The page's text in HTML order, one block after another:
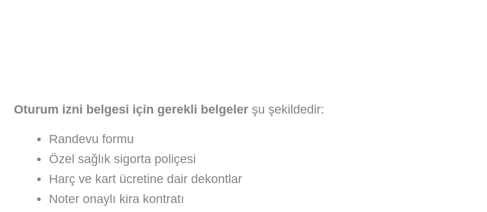
Oturum izni belgesi için gerekli belgeler şu şekildedir:
Randevu formu
Özel sağlık sigorta poliçesi
Harç ve kart ücretine dair dekontlar
Noter onaylı kira kontratı